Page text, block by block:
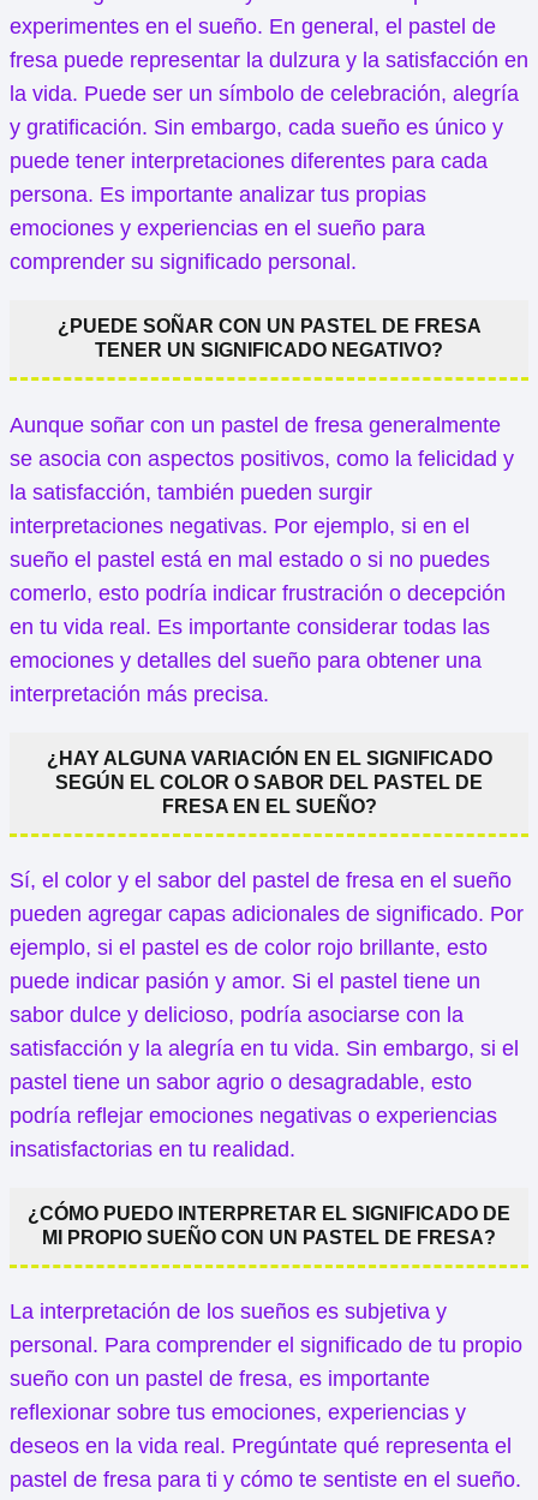
experimentes en el sueño. En general, el pastel de
fresa puede representar la dulzura y la satisfacción en
la vida. Puede ser un símbolo de celebración, alegría
y gratificación. Sin embargo, cada sueño es único y
puede tener interpretaciones diferentes para cada
persona. Es importante analizar tus propias
emociones y experiencias en el sueño para
comprender su significado personal.
¿PUEDE SOÑAR CON UN PASTEL DE FRESA
TENER UN SIGNIFICADO NEGATIVO?
Aunque soñar con un pastel de fresa generalmente
se asocia con aspectos positivos, como la felicidad y
la satisfacción, también pueden surgir
interpretaciones negativas. Por ejemplo, si en el
sueño el pastel está en mal estado o si no puedes
comerlo, esto podría indicar frustración o decepción
en tu vida real. Es importante considerar todas las
emociones y detalles del sueño para obtener una
interpretación más precisa.
¿HAY ALGUNA VARIACIÓN EN EL SIGNIFICADO
SEGÚN EL COLOR O SABOR DEL PASTEL DE
FRESA EN EL SUEÑO?
Sí, el color y el sabor del pastel de fresa en el sueño
pueden agregar capas adicionales de significado. Por
ejemplo, si el pastel es de color rojo brillante, esto
puede indicar pasión y amor. Si el pastel tiene un
sabor dulce y delicioso, podría asociarse con la
satisfacción y la alegría en tu vida. Sin embargo, si el
pastel tiene un sabor agrio o desagradable, esto
podría reflejar emociones negativas o experiencias
insatisfactorias en tu realidad.
¿CÓMO PUEDO INTERPRETAR EL SIGNIFICADO DE
MI PROPIO SUEÑO CON UN PASTEL DE FRESA?
La interpretación de los sueños es subjetiva y
personal. Para comprender el significado de tu propio
sueño con un pastel de fresa, es importante
reflexionar sobre tus emociones, experiencias y
deseos en la vida real. Pregúntate qué representa el
pastel de fresa para ti y cómo te sentiste en el sueño.